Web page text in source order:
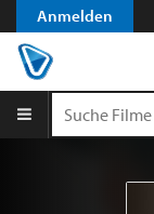
Anmelden